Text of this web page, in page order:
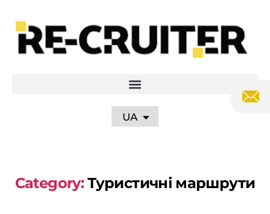
UA
PL
DE
RU
Category: Туристичні маршрути